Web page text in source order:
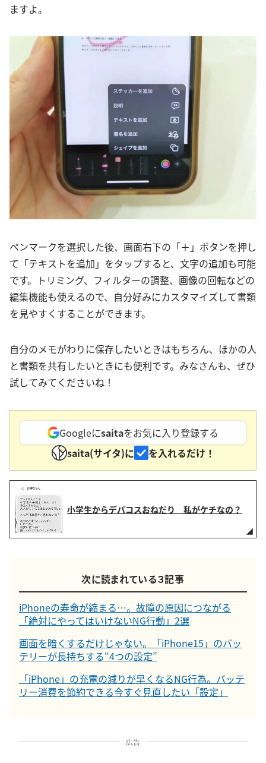
ますよ。
ペンマークを選択した後、画面右下の「＋」ボタンを押し
て「テキストを追加」をタップすると、文字の追加も可能
です。トリミング、フィルターの調整、画像の回転などの
編集機能も使えるので、自分好みにカスタマイズして書類
を見やすくすることができます。
自分のメモがわりに保存したいときはもちろん、ほかの人
と書類を共有したいときにも便利です。みなさんも、ぜひ
試してみてくださいね！
Googleにsaitaをお気に入り登録する
saita(サイタ)に
を入れるだけ！
小学生からデパコスおねだり 私がケチなの？
次に読まれている３記事
iPhoneの寿命が縮まる…。故障の原因につながる
「絶対にやってはいけないNG行動」2選
画面を暗くするだけじゃない。「iPhone15」のバッ
テリーが長持ちする“4つの設定”
「iPhone」の充電の減りが早くなるNG行為。バッテ
リー消費を節約できる今すぐ見直したい「設定」
広告